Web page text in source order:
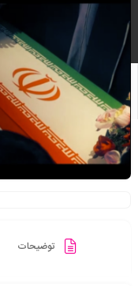
توضیحات